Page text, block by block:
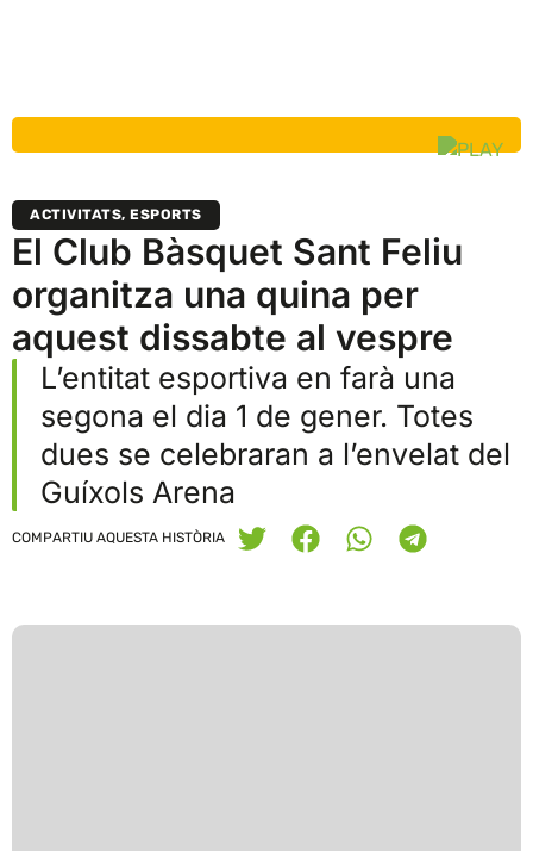
ACTIVITATS, ESPORTS
El Club Bàsquet Sant Feliu
organitza una quina per
aquest dissabte al vespre
L’entitat esportiva en farà una
segona el dia 1 de gener. Totes
dues se celebraran a l’envelat del
Guíxols Arena
COMPARTIU AQUESTA HISTÒRIA